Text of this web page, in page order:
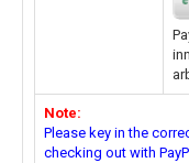
Note:
Please key in the
checking out with